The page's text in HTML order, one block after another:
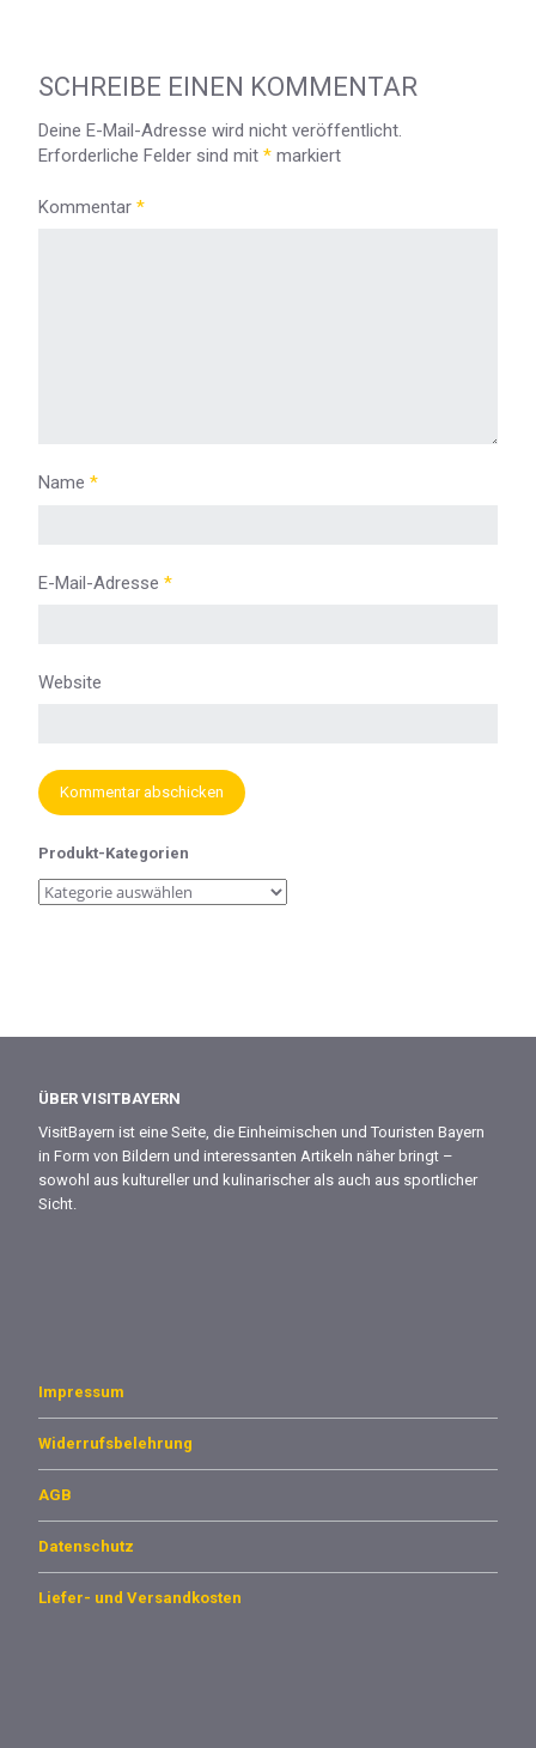
SCHREIBE EINEN KOMMENTAR
Deine E-Mail-Adresse wird nicht veröffentlicht.
Erforderliche Felder sind mit * markiert
Kommentar *
Name *
E-Mail-Adresse *
Website
Produkt-Kategorien
ÜBER VISITBAYERN
VisitBayern ist eine Seite, die Einheimischen und Touristen Bayern
in Form von Bildern und interessanten Artikeln näher bringt –
sowohl aus kultureller und kulinarischer als auch aus sportlicher
Sicht.
Impressum
Widerrufsbelehrung
AGB
Datenschutz
Liefer- und Versandkosten